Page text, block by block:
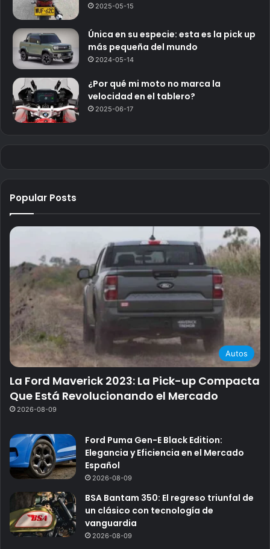
2025-05-15
Única en su especie: esta es la pick up
más pequeña del mundo
2024-05-14
¿Por qué mi moto no marca la
velocidad en el tablero?
2025-06-17
Popular Posts
Autos
La Ford Maverick 2023: La Pick-up Compacta
Que Está Revolucionando el Mercado
2026-08-09
Ford Puma Gen-E Black Edition:
Elegancia y Eficiencia en el Mercado
Español
2026-08-09
BSA Bantam 350: El regreso triunfal de
un clásico con tecnología de
vanguardia
2026-08-09